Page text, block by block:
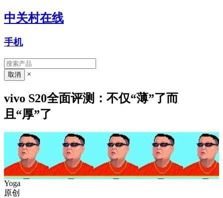
中关村在线
手机
×
vivo S20全面评测：不仅“薄”了而
且“厚”了
Yoga
原创